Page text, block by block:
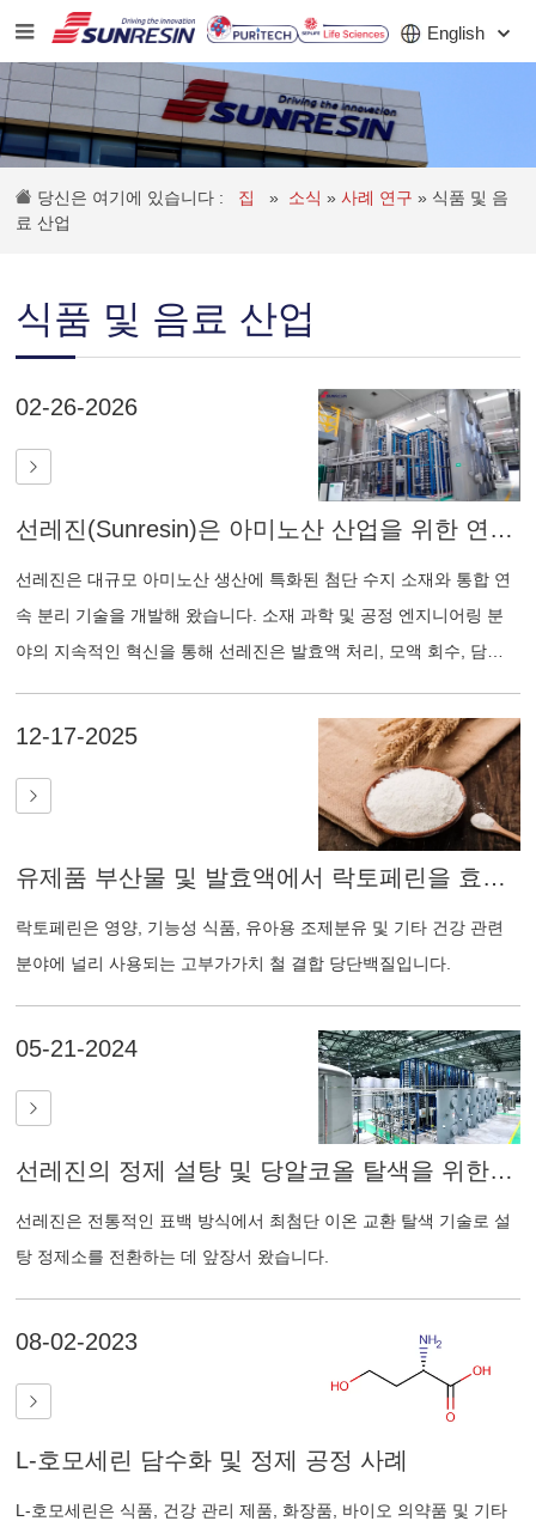
English
회사
투자자
연락하다
당신은 여기에 있습니다 : 집 » 소식»사례 연구» 식품 및 음
료 산업
식품 및 음료 산업
02-26-2026
선레진(Sunresin)은 아미노산 산업을 위한 연속 크로마토그래피 및 수지 솔루션을 제공합니다.
선레진은 대규모 아미노산 생산에 특화된 첨단 수지 소재와 통합 연
속 분리 기술을 개발해 왔습니다. 소재 과학 및 공정 엔지니어링 분
야의 지속적인 혁신을 통해 선레진은 발효액 처리, 모액 회수, 담수
12-17-2025
유제품 부산물 및 발효액에서 락토페린을 효율적으로 크로마토그래피로 정제하는 방법
락토페린은 영양, 기능성 식품, 유아용 조제분유 및 기타 건강 관련
분야에 널리 사용되는 고부가가치 철 결합 당단백질입니다.
05-21-2024
선레진의 정제 설탕 및 당알코올 탈색을 위한 첨단 솔루션
선레진은 전통적인 표백 방식에서 최첨단 이온 교환 탈색 기술로 설
탕 정제소를 전환하는 데 앞장서 왔습니다.
08-02-2023
L-호모세린 담수화 및 정제 공정 사례
L-호모세린은 식품, 건강 관리 제품, 화장품, 바이오 의약품 및 기타